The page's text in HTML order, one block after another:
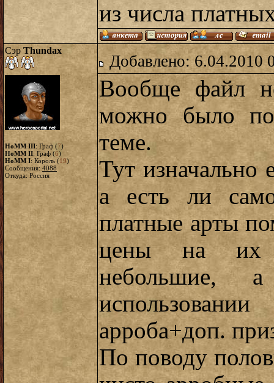
из числа
Сэр Thundax
HoMM III: Граф (7)
HoMM II: Граф (6)
HoMM I: Король (19)
Сообщения: 4088
Откуда: Россия
Добавлено: 6.04.2010
Вообще файл
можно было
теме.
Тут изначально
а есть ли само
платные арты
цены на их
небольшие,
арроба+доп.
По поводу